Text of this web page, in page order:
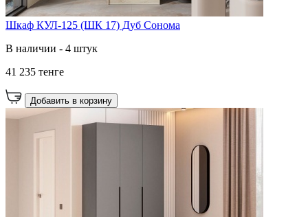
Шкаф КУЛ-125 (ШК 17) Дуб Сонома
В наличии - 4 штук
41 235 тенге
Добавить в корзину